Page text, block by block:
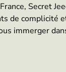
Secret
de
immerger